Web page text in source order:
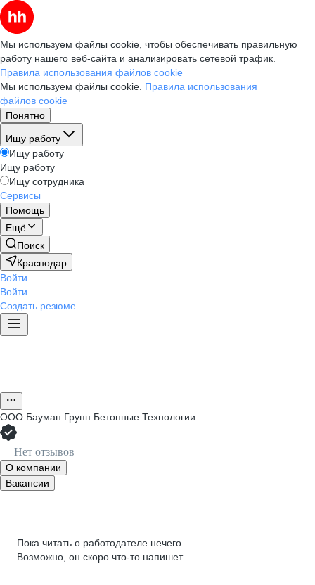
Мы используем файлы cookie, чтобы обеспечивать правильную
работу нашего веб-сайта и анализировать сетевой трафик.
Правила использования файлов cookie
Мы используем файлы cookie. Правила использования
файлов cookie
Понятно
Ищу работу
Ищу работу
Ищу работу
Ищу сотрудника
Сервисы
Помощь
Ещё
Поиск
Краснодар
Войти
Войти
Создать резюме
ООО Бауман Групп Бетонные Технологии
Нет отзывов
О компании
Вакансии
Пока читать о работодателе нечего
Возможно, он скоро что‑то напишет